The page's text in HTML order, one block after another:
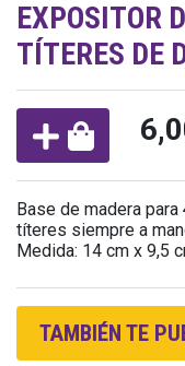
EXPOSITOR
TÍTERES DE
Base de madera para
títeres siempre a
Medida: 14 cm x 9,5
TAMBIÉN TE